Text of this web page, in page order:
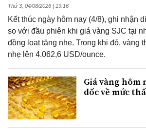
Thứ 3, 04/08/2026 | 19:16
Kết thúc ngày hôm nay (4/8), ghi nhận
so với đầu phiên khi giá vàng SJC tại
đồng loạt tăng nhẹ. Trong khi đó, vàng
nhẹ lên 4.062,6 USD/ounce.
Giá vàng hôm
dốc về mức